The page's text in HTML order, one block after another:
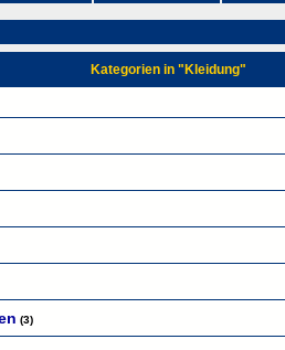
Kategorien in "Kleidung"
(3)